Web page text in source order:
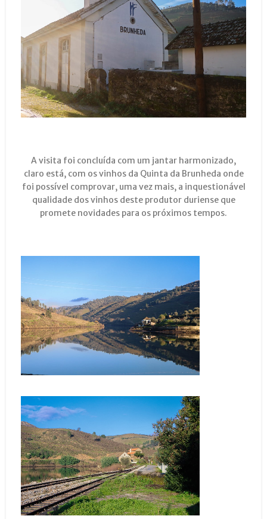
A visita foi concluída com um jantar harmonizado,
claro está, com os vinhos da Quinta da Brunheda onde
foi possível comprovar, uma vez mais, a inquestionável
qualidade dos vinhos deste produtor duriense que
promete novidades para os próximos tempos.